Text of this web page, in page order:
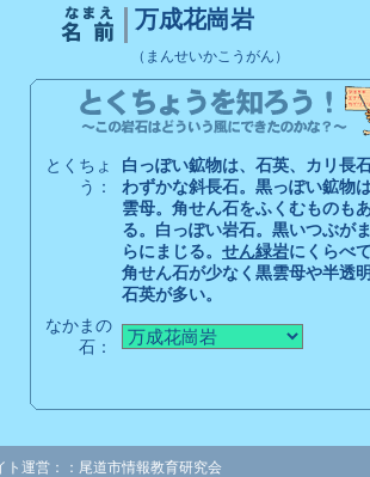
万成花崗岩
（まんせいかこうがん）
とくちょ
う：
白っぽい鉱物は、石英、カリ長
わずかな斜長石。黒っぽい鉱物
雲母。角せん石をふくむものも
る。白っぽい岩石。黒いつぶが
らにまじる。 せん緑岩にくらべ
角せん石が少なく黒雲母や半透
石英が多い。
なかまの
石：
ト運営：：尾道市情報教育研究会